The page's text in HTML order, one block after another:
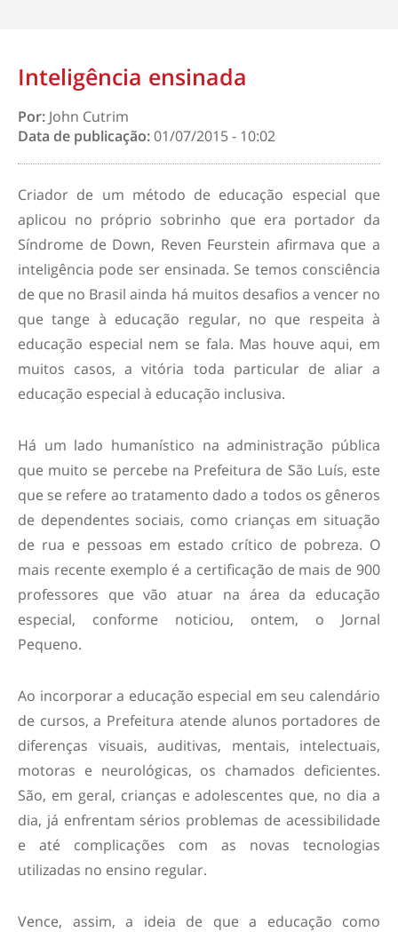
Inteligência ensinada
Por: John Cutrim
Data de publicação:01/07/2015 - 10:02
Criador de um método de educação especial que
aplicou no próprio sobrinho que era portador da
Síndrome de Down, Reven Feurstein afirmava que a
inteligência pode ser ensinada. Se temos consciência
de que no Brasil ainda há muitos desafios a vencer no
que tange à educação regular, no que respeita à
educação especial nem se fala. Mas houve aqui, em
muitos casos, a vitória toda particular de aliar a
educação especial à educação inclusiva.
Há um lado humanístico na administração pública
que muito se percebe na Prefeitura de São Luís, este
que se refere ao tratamento dado a todos os gêneros
de dependentes sociais, como crianças em situação
de rua e pessoas em estado crítico de pobreza. O
mais recente exemplo é a certificação de mais de 900
professores que vão atuar na área da educação
especial, conforme noticiou, ontem, o Jornal
Pequeno.
Ao incorporar a educação especial em seu calendário
de cursos, a Prefeitura atende alunos portadores de
diferenças visuais, auditivas, mentais, intelectuais,
motoras e neurológicas, os chamados deficientes.
São, em geral, crianças e adolescentes que, no dia a
dia, já enfrentam sérios problemas de acessibilidade
e até complicações com as novas tecnologias
utilizadas no ensino regular.
Vence, assim, a ideia de que a educação como